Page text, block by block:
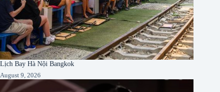
Lịch Bay Hà Nội Bangkok
August 9, 2026